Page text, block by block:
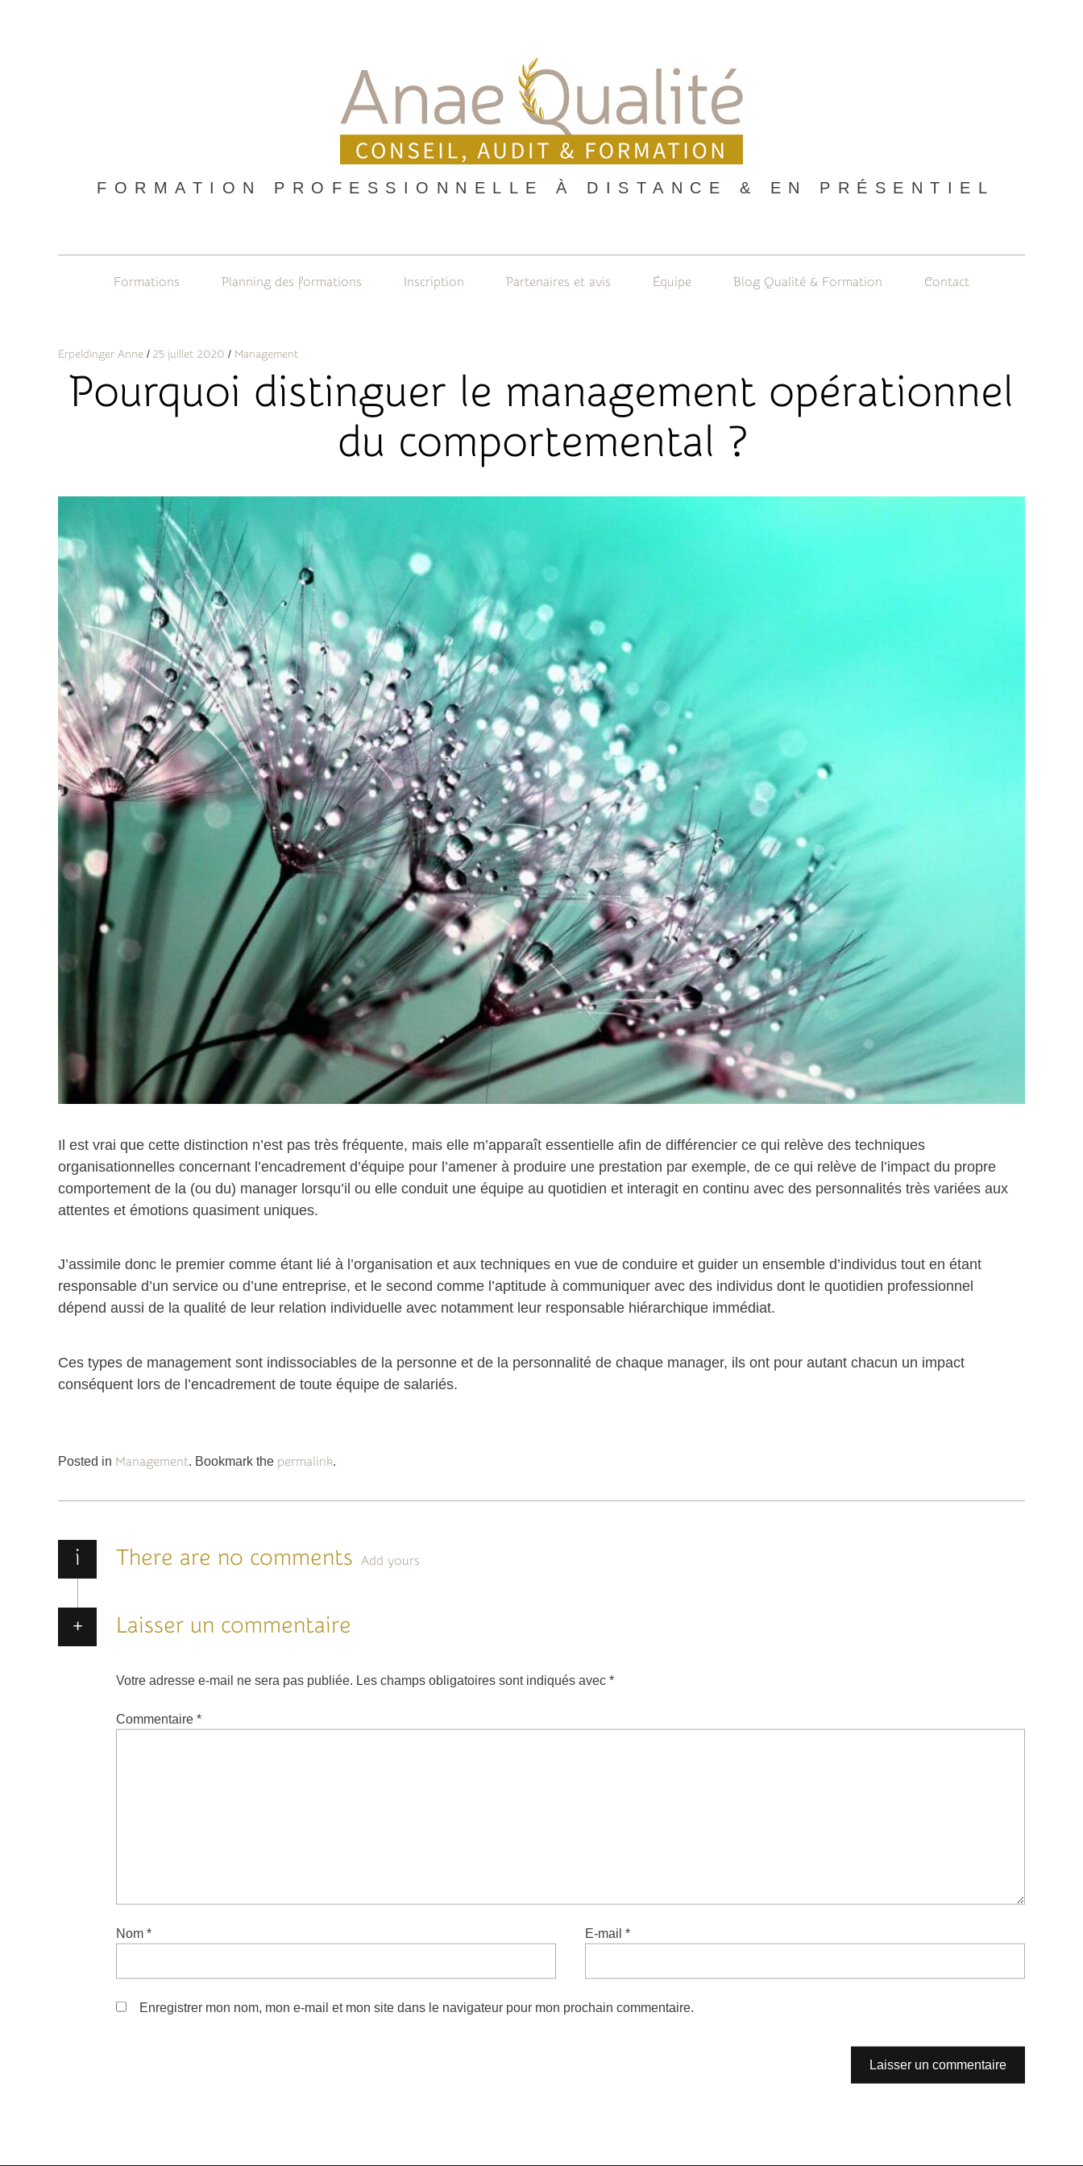
FORMATION PROFESSIONNELLE À DISTANCE & EN PRÉSENTIEL
Formations Planning des formations Inscription Partenaires et avis Équipe Blog Qualité & Formation Contact
Erpeldinger Anne 25 juillet 2020 Management
Pourquoi distinguer le management opérationnel
du comportemental ?
Il est vrai que cette distinction n’est pas très fréquente, mais elle m’apparaît essentielle afin de différencier ce qui relève des techniques
organisationnelles concernant l’encadrement d’équipe pour l’amener à produire une prestation par exemple, de ce qui relève de l’impact du propre
comportement de la (ou du) manager lorsqu’il ou elle conduit une équipe au quotidien et interagit en continu avec des personnalités très variées aux
attentes et émotions quasiment uniques.
J’assimile donc le premier comme étant lié à l’organisation et aux techniques en vue de conduire et guider un ensemble d’individus tout en étant
responsable d’un service ou d’une entreprise, et le second comme l’aptitude à communiquer avec des individus dont le quotidien professionnel
dépend aussi de la qualité de leur relation individuelle avec notamment leur responsable hiérarchique immédiat.
Ces types de management sont indissociables de la personne et de la personnalité de chaque manager, ils ont pour autant chacun un impact
conséquent lors de l’encadrement de toute équipe de salariés.
Posted in Management. Bookmark the permalink.
i There are no comments Add yours
Laisser un commentaire
Votre adresse e-mail ne sera pas publiée. Les champs obligatoires sont indiqués avec *
Commentaire *
Nom * E-mail *
Enregistrer mon nom, mon e-mail et mon site dans le navigateur pour mon prochain commentaire.